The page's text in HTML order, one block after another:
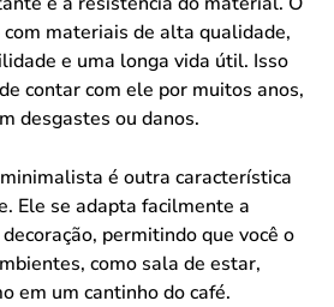
materiais de alta qualidade,
e uma longa vida útil. Isso
contar com ele por muitos anos,
desgastes ou danos.
é outra característica
Ele se adapta facilmente a
permitindo que você o
como sala de estar,
em um cantinho do café.